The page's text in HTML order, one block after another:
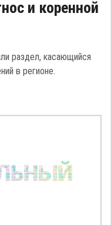
и коренной
раздел, касающийся
в регионе.